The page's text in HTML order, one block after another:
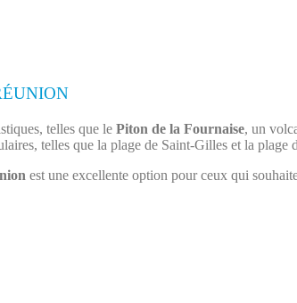
telles que le Piton de la Fournaise, un
telles que la plage de Saint-Gilles et la plage
est une excellente option pour ceux qui